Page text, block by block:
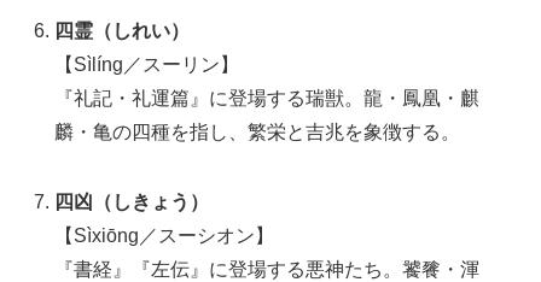
四霊（しれい）
【Sìlíng／スーリン】
『礼記・礼運篇』に登場する瑞獣。龍・鳳凰・麒
麟・亀の四種を指し、繁栄と吉兆を象徴する。
四凶（しきょう）
【Sìxiōng／スーシオン】
『書経』『左伝』に登場する悪神たち。饕餮・渾